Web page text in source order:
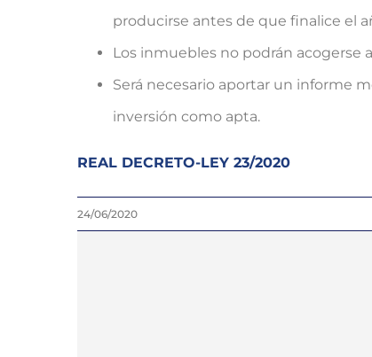
producirse antes de que finalice el
Los inmuebles no podrán acogerse
Será necesario aportar un informe
inversión como apta.
REAL DECRETO-LEY 23/2020
24/06/2020